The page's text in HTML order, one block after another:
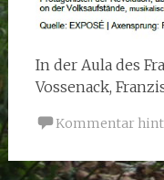
In der Aula des
Vossenack,
Kommentar